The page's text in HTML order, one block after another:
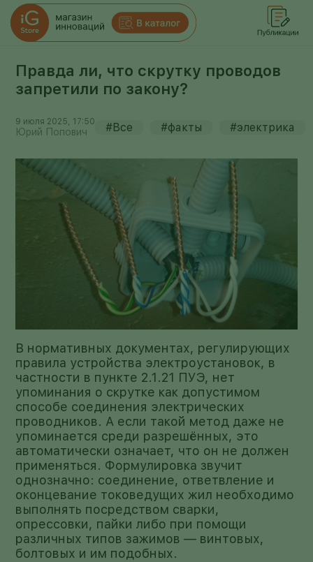
Правда ли, что скрутку проводов
запретили по закону?
9 июля 2025, 17:50
Юрий Попович #Все #факты #электрика
В нормативных документах, регулирующих
правила устройства электроустановок, в
частности в пункте 2.1.21 ПУЭ, нет
упоминания о скрутке как допустимом
способе соединения электрических
проводников. А если такой метод даже не
упоминается среди разрешённых, это
автоматически означает, что он не должен
применяться. Формулировка звучит
однозначно: соединение, ответвление и
оконцевание токоведущих жил необходимо
выполнять посредством сварки,
опрессовки, пайки либо при помощи
различных типов зажимов — винтовых,
болтовых и им подобных.